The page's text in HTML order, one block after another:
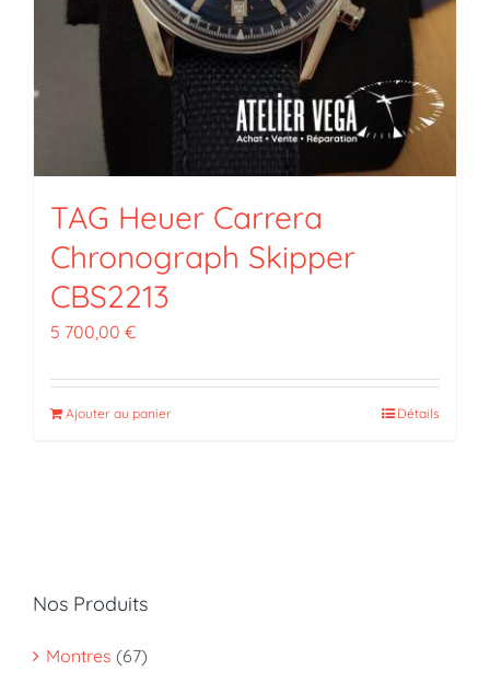
TAG Heuer Carrera
Chronograph Skipper
CBS2213
5 700,00 €
Ajouter au panier Détails
Nos Produits
Montres (67)